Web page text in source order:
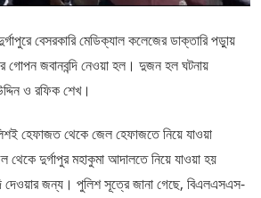
বেসরকারি মেডিক্যাল কলেজের ডাক্তারি পড়ুায়
গোপন জবানবন্দি নেওয়া হল। দুজন হল ঘটনায়
ও রফিক শেখ।
হেফাজত থেকে জেল হেফাজতে নিয়ে যাওয়া
থেকে দুর্গাপুর মহাকুমা আদালতে নিয়ে যাওয়া হয়
দেওয়ার জন্য। পুলিশ সূত্রে জানা গেছে, বিএলএসএস-